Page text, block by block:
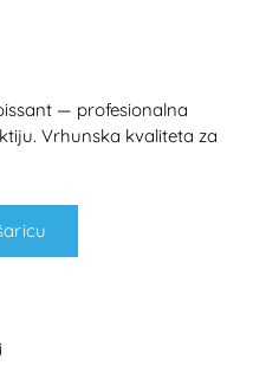
— profesionalna
Vrhunska kvaliteta za